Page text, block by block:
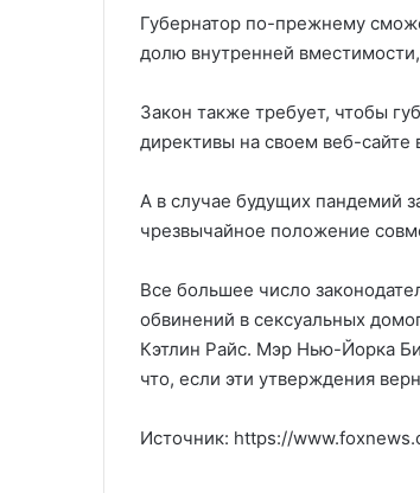
Губернатор по-прежнему
долю внутренней
Закон также требует, чтобы
директивы на своем веб-сайте
А в случае будущих пандемий
чрезвычайное положение
Все большее число
обвинений в сексуальных
Кэтлин Райс. Мэр Нью-Йорка
что, если эти утверждения
Источник: https://